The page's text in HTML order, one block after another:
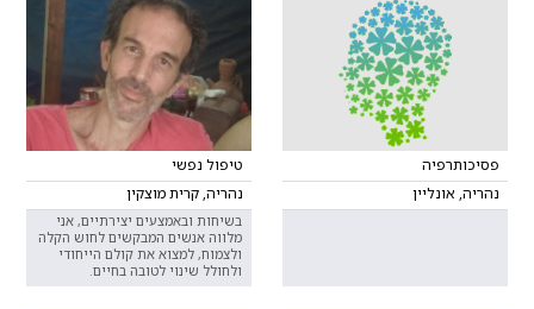
פסיכותרפיה
נהריה, אונליין
טיפול נפשי
נהריה, קרית מוצקין
בשיחות ובאמצעים יצירתיים, אני
מלווה אנשים המבקשים לחוש הקלה
ולצמוח, למצוא את קולם הייחודי
ולחולל שינוי לטובה בחיים.